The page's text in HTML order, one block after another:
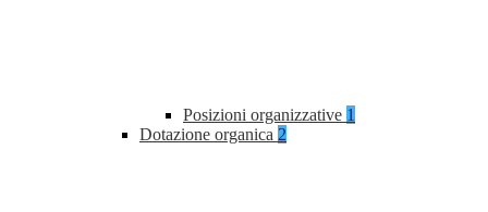
Posizioni organizzative 1
Dotazione organica 2